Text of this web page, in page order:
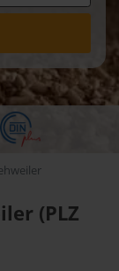
(PLZ